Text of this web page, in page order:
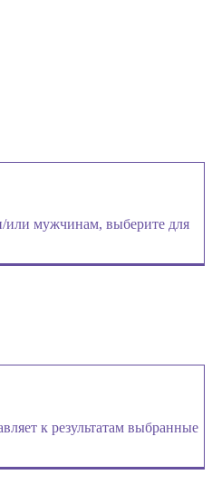
мужчинам, выберите для
к результатам выбранные